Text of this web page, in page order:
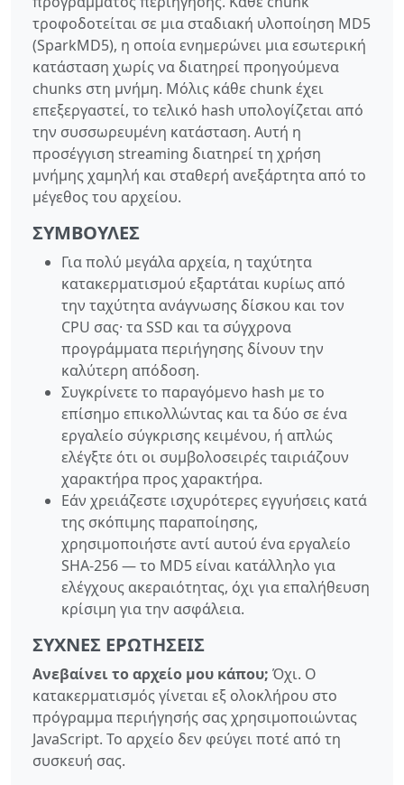
τροφοδοτείται σε μια σταδιακή υλοποίηση MD5
(SparkMD5), η οποία ενημερώνει μια εσωτερική
κατάσταση χωρίς να διατηρεί προηγούμενα
chunks στη μνήμη. Μόλις κάθε chunk έχει
επεξεργαστεί, το τελικό hash υπολογίζεται από
την συσσωρευμένη κατάσταση. Αυτή η
προσέγγιση streaming διατηρεί τη χρήση
μνήμης χαμηλή και σταθερή ανεξάρτητα από το
μέγεθος του αρχείου.
ΣΥΜΒΟΥΛΈΣ
Για πολύ μεγάλα αρχεία, η ταχύτητα
κατακερματισμού εξαρτάται κυρίως από
την ταχύτητα ανάγνωσης δίσκου και τον
CPU σας· τα SSD και τα σύγχρονα
προγράμματα περιήγησης δίνουν την
καλύτερη απόδοση.
Συγκρίνετε το παραγόμενο hash με το
επίσημο επικολλώντας και τα δύο σε ένα
εργαλείο σύγκρισης κειμένου, ή απλώς
ελέγξτε ότι οι συμβολοσειρές ταιριάζουν
χαρακτήρα προς χαρακτήρα.
Εάν χρειάζεστε ισχυρότερες εγγυήσεις κατά
της σκόπιμης παραποίησης,
χρησιμοποιήστε αντί αυτού ένα εργαλείο
SHA-256 — το MD5 είναι κατάλληλο για
ελέγχους ακεραιότητας, όχι για επαλήθευση
κρίσιμη για την ασφάλεια.
ΣΥΧΝΈΣ ΕΡΩΤΉΣΕΙΣ
Ανεβαίνει το αρχείο μου κάπου; Όχι. Ο
κατακερματισμός γίνεται εξ ολοκλήρου στο
πρόγραμμα περιήγησής σας χρησιμοποιώντας
JavaScript. Το αρχείο δεν φεύγει ποτέ από τη
συσκευή σας.